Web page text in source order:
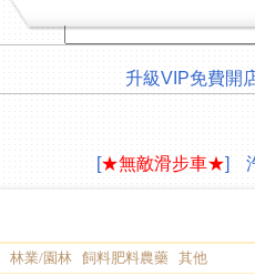
LAVAZZA 咖啡機合
[★無敵滑步車★]
LAVAZZA 咖啡機合
升級VIP免費開
林業/園林 飼料肥料農藥 其他